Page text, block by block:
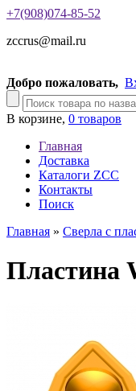
+7(908)074-85-52
zccrus@mail.ru
Добро пожаловать,
В корзине, 0 товаров
Главная
Доставка
Каталоги ZCC
Контакты
Поиск
Главная » Сверла с
Пластина